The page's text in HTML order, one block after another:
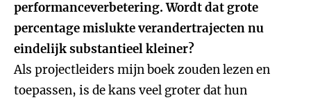
performanceverbetering. Wordt dat grote
percentage mislukte verandertrajecten nu
eindelijk substantieel kleiner?
Als projectleiders mijn boek zouden lezen en
toepassen, is de kans veel groter dat hun